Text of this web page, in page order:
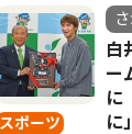
スポーツ
白
ー
に
に」